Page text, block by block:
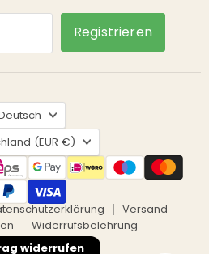
Registrieren
(EUR €)
Versand
Widerrufsbelehrung
widerrufen